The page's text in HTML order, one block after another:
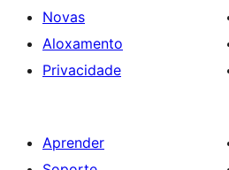
Novas
Aloxamento
Privacidade
Aprender